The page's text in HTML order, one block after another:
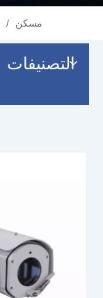
مسكن /
التصنيفات